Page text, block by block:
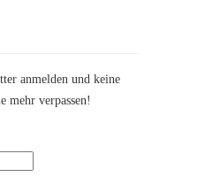
anmelden und keine
mehr verpassen!